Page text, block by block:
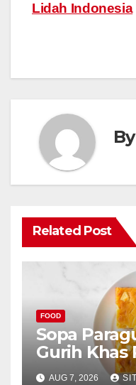
Lidah Indonesia
By
Related Post
FOOD
Sopa
Gurih Khas
Unik
AUG 7, 2026 SITI